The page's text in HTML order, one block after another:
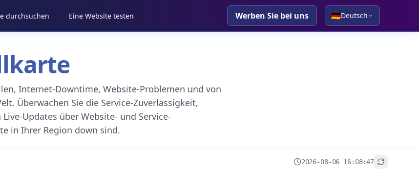
durchsuchen Eine Website testen Werben Sie bei uns 🇩🇪Deutsch
Internet-Downtime, Website-Problemen und von
Überwachen Sie die Service-Zuverlässigkeit,
Updates über Website- und Service-
in Ihrer Region down sind.
2026-08-06 16:08:47